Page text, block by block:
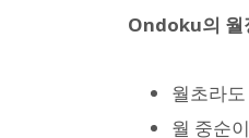
Ondoku의 월
월초라도
월 중순